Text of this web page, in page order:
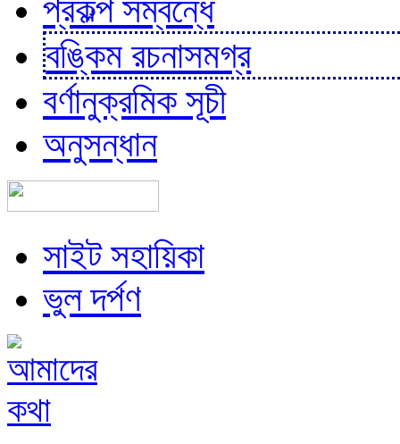
প্রকল্প সম্বন্ধে
বঙ্কিম রচনাসমগ্র
বর্ণানুক্রমিক সূচী
অনুসন্ধান
সাইট সহায়িকা
ভুল দর্পণ